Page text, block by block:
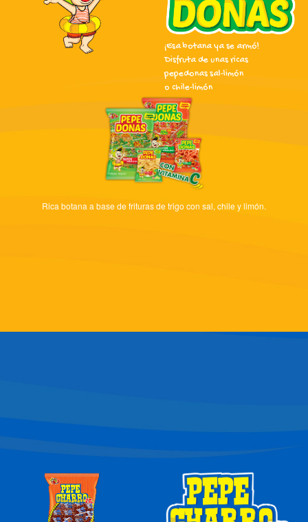
¡Esa botana ya se armó!
Disfruta de unas ricas
pepedonas sal-limón
o chile-limón
Rica botana a base de frituras de trigo con sal, chile y limón.